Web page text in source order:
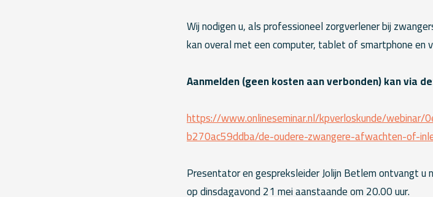
Wij nodigen u, als professioneel zorgverlener bij
kan overal met een computer, tablet of smartphone en
Aanmelden (geen kosten aan verbonden) kan via
https://www.onlineseminar.nl/kpverloskunde/
b270ac59ddba/de-oudere-zwangere-afwachten-of-
Presentator en gespreksleider Jolijn Betlem ontvangt u
op dinsdagavond 21 mei aanstaande om 20.00 uur.